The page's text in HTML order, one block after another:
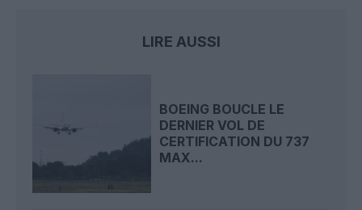
LIRE AUSSI
BOEING BOUCLE LE
DERNIER VOL DE
CERTIFICATION DU 737
MAX...